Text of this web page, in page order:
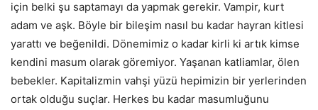
için belki şu saptamayı da yapmak gerekir. Vampir, kurt
adam ve aşk. Böyle bir bileşim nasıl bu kadar hayran kitlesi
yarattı ve beğenildi. Dönemimiz o kadar kirli ki artık kimse
kendini masum olarak göremiyor. Yaşanan katliamlar, ölen
bebekler. Kapitalizmin vahşi yüzü hepimizin bir yerlerinden
ortak olduğu suçlar. Herkes bu kadar masumluğunu